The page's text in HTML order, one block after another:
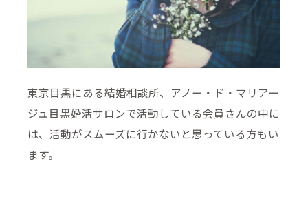
東京目黒にある結婚相談所、アノー・ド・マリアー
ジュ目黒婚活サロンで活動している会員さんの中に
は、活動がスムーズに行かないと思っている方もい
ます。